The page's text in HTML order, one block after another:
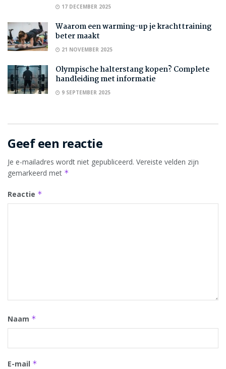
17 DECEMBER 2025
Waarom een warming-up je krachttraining
beter maakt
21 NOVEMBER 2025
Olympische halterstang kopen? Complete
handleiding met informatie
9 SEPTEMBER 2025
Geef een reactie
Je e-mailadres wordt niet gepubliceerd. Vereiste velden zijn
gemarkeerd met *
Reactie *
Naam *
E-mail *